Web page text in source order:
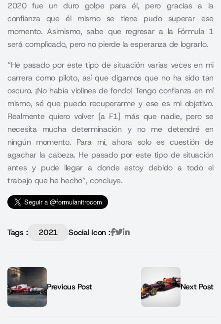
2020 fue un duro golpe para él, pero gracias a la
confianza que él mismo se tiene pudo superar ese
momento. Asimismo, sabe que regresar a la Fórmula 1
será complicado, pero no pierde la esperanza de lograrlo.
“He pasado por este tipo de situación varias veces en mi
carrera como piloto, así que digamos que no ha sido tan
oscuro. ¡No había violines de fondo! Tengo confianza en mí
mismo, sé que puedo recuperarme y ese es mi objetivo.
Realmente quiero volver [a F1] más que nadie, pero se
necesita mucha determinación y no me detendré en
ningún momento. Para mí, ahora solo es cuestión de
agachar la cabeza. He pasado por este tipo de situación
antes y pude llegar a donde estoy debido a todo el
trabajo que he hecho”, concluye.
Tags : 2021 Social Icon :
Previous Post Next Post